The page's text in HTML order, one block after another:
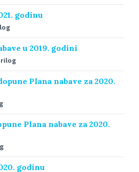
godinu
u 2019. godini
Plana nabave za 2020.
Plana nabave za 2020.
godinu